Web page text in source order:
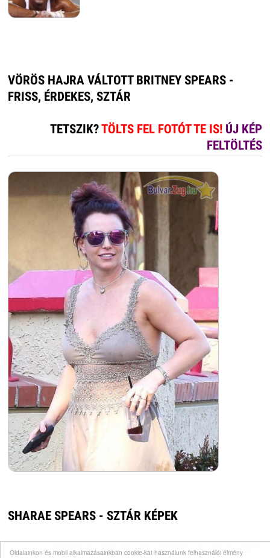
Oldalainkon és mobil alkalmazásainkban cookie-kat használunk felhasználói élmény
VÖRÖS HAJRA VÁLTOTT BRITNEY SPEARS -
FRISS, ÉRDEKES, SZTÁR
TETSZIK?TÖLTS FEL FOTÓT TE IS! ÚJ KÉP
FELTÖLTÉS
SHARAE SPEARS - SZTÁR KÉPEK
TETSZIK?TÖLTS FEL FOTÓT TE IS!ÚJ KÉP